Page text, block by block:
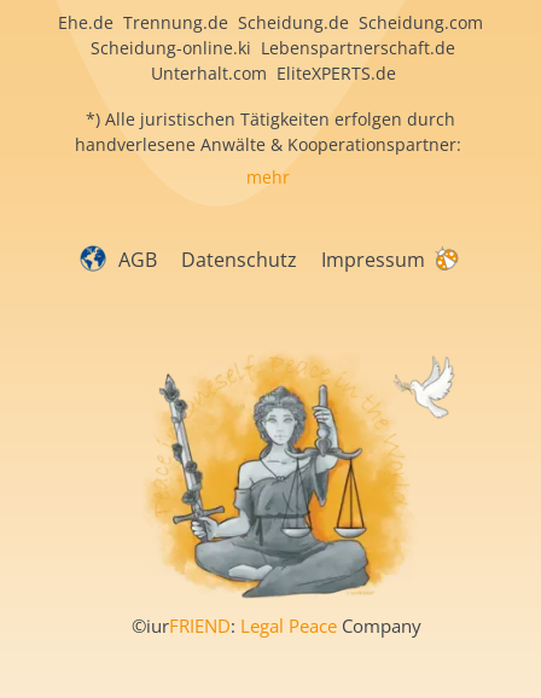
Ehe.de Trennung.de Scheidung.de Scheidung.com
Scheidung-online.ki Lebenspartnerschaft.de
Unterhalt.com EliteXPERTS.de
*) Alle juristischen Tätigkeiten erfolgen durch
handverlesene Anwälte & Kooperationspartner:
mehr
AGB Datenschutz Impressum
©iurFRIEND: Legal Peace Company